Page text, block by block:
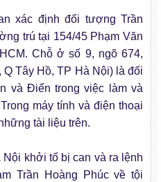
xác định đối tượng Trần
trú tại 154/45 Phạm Văn
Chỗ ở số 9, ngõ 674,
Tây Hồ, TP Hà Nội) là đối
và Điển trong việc làm và
máy tính và điện thoại
tài liệu trên.
khởi tố bị can và ra lệnh
Trần Hoàng Phúc về tội